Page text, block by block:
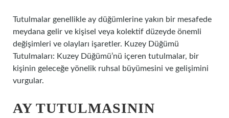
Tutulmalar genellikle ay düğümlerine yakın bir mesafede
meydana gelir ve kişisel veya kolektif düzeyde önemli
değişimleri ve olayları işaretler. Kuzey Düğümü
Tutulmaları: Kuzey Düğümü’nü içeren tutulmalar, bir
kişinin geleceğe yönelik ruhsal büyümesini ve gelişimini
vurgular.
AY TUTULMASININ